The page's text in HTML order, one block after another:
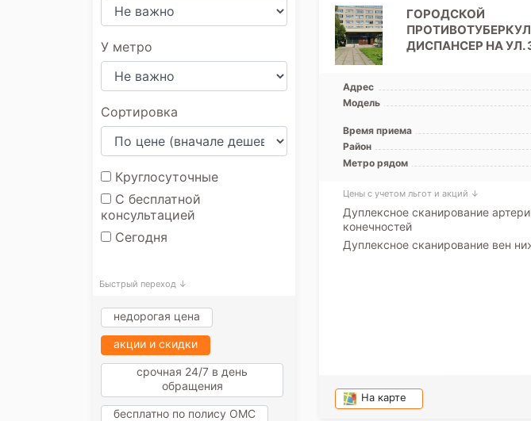
У метро
Сортировка
Круглосуточные
С бесплатной
консультацией
Сегодня
Быстрый переход ↓
недорогая цена
акции и скидки
срочная 24/7 в день
обращения
бесплатно по полису ОМС
ГОРОДСКОЙ
ДИСПАНСЕР НА УЛ.
Адрес
Модель
Время приема
Район
Метро рядом
Цены с учетом льгот и акций ↓
Дуплексное сканирование
конечностей
Дуплексное сканирование вен
На карте